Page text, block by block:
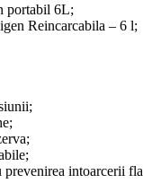
portabil 6L;
Reincarcabila – 6 l;
prevenirea intoarcerii